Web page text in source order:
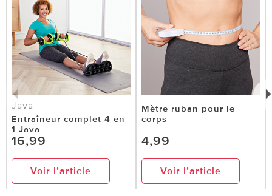
Java
Entraîneur complet 4 en
1 Java
16,99
Voir l’article
Mètre ruban pour le
corps
4,99
Voir l’article